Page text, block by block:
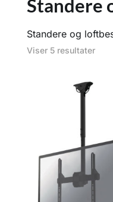
Standere
Standere og
Viser 5 resultater